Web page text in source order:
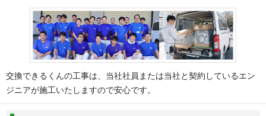
交換できるくんの工事は、当社社員または当社と契約しているエン
ジニアが施工いたしますので安心です。